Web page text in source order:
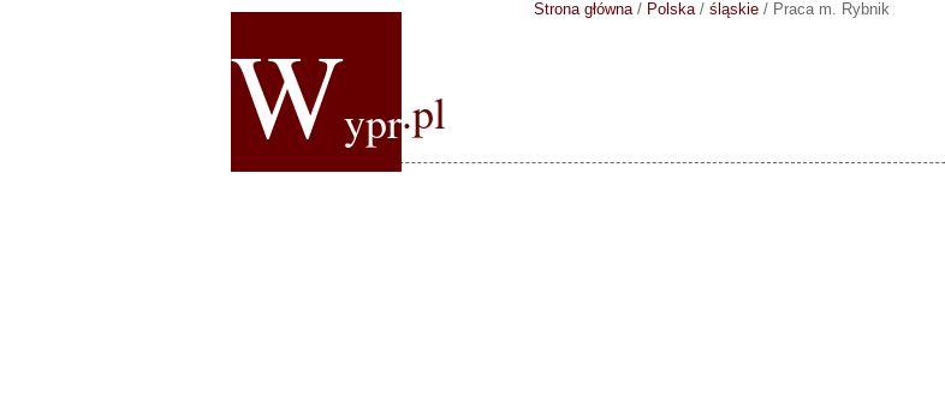
Wypr.pl
Strona główna/ Polska/ śląskie / Praca m. Rybnik